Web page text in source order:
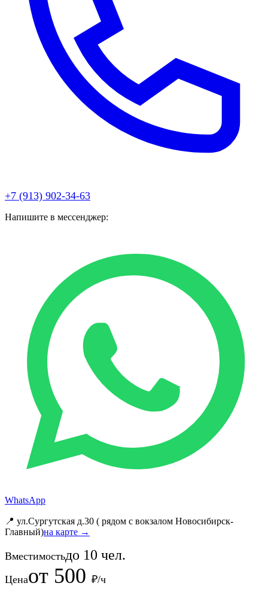
+7 (913) 902-34-63
Напишите в мессенджер:
WhatsApp
📍 ул.Сургутская д.30 ( рядом с вокзалом Новосибирск-
Главный)на карте →
Вместимостьдо 10 чел.
Ценаот 500 ₽/ч